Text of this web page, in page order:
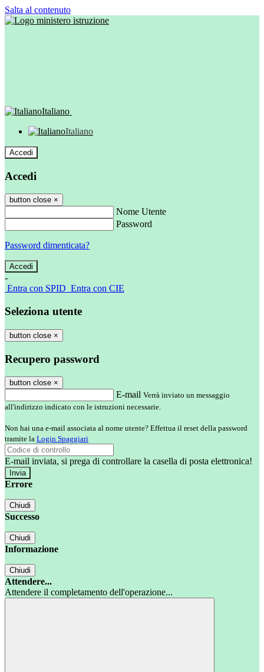
Salta al contenuto
Italiano
Italiano
Accedi
Accedi
button close ×
Nome Utente
Password
Password dimenticata?
-
Entra con SPID Entra con CIE
Seleziona utente
button close ×
Recupero password
button close ×
E-mail Verrà inviato un messaggio
all'indirizzo indicato con le istruzioni necessarie.
Non hai una e-mail associata al nome utente? Effettua il reset della password
tramite la Login Spaggiari
E-mail inviata, si prega di controllare la casella di posta elettronica!
Errore
Chiudi
Successo
Chiudi
Informazione
Chiudi
Attendere...
Attendere il completamento dell'operazione...